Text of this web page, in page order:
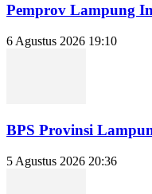
Pemprov Lampung
6 Agustus 2026 19:10
BPS Provinsi
5 Agustus 2026 20:36